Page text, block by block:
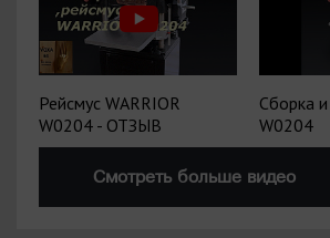
Рейсмус WARRIOR
W0204 - ОТЗЫВ
Сборка
W0204
Смотреть больше видео